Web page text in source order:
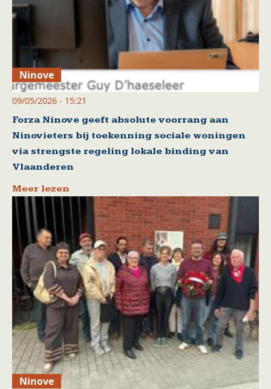
Ninove
09/05/2026 - 15:21
Forza Ninove geeft absolute voorrang aan
Ninovieters bij toekenning sociale woningen
via strengste regeling lokale binding van
Vlaanderen
Meer lezen
Ninove